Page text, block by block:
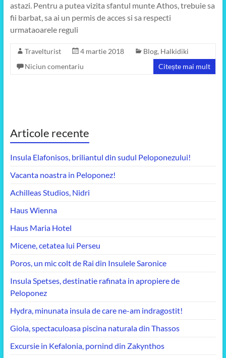
astazi. Pentru a putea vizita sfantul munte Athos, trebuie sa
fii barbat, sa ai un permis de acces si sa respecti
urmataoarele reguli
Travelturist 4 martie 2018 Blog, Halkidiki
Niciun comentariu
Citește mai mult
Articole recente
Insula Elafonisos, briliantul din sudul Peloponezului!
Vacanta noastra in Peloponez!
Achilleas Studios, Nidri
Haus Wienna
Haus Maria Hotel
Micene, cetatea lui Perseu
Poros, un mic colt de Rai din Insulele Saronice
Insula Spetses, destinatie rafinata in apropiere de
Peloponez
Hydra, minunata insula de care ne-am indragostit!
Giola, spectaculoasa piscina naturala din Thassos
Excursie in Kefalonia, pornind din Zakynthos